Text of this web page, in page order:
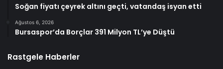
Soğan fiyatı çeyrek altını geçti, vatandaş isyan etti
Ağustos 6, 2026
Bursaspor’da Borçlar 391 Milyon TL’ye Düştü
Rastgele Haberler